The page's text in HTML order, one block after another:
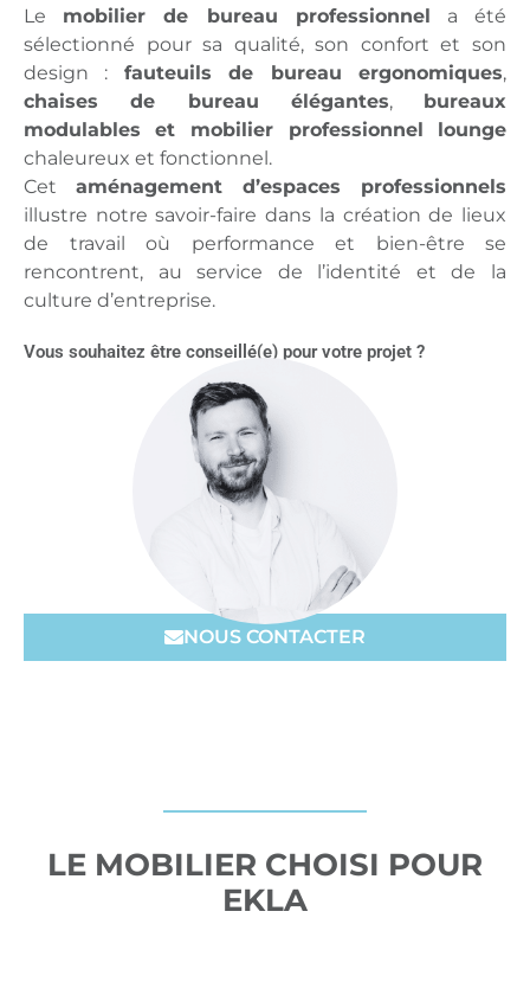
Le mobilier de bureau professionnel a été
sélectionné pour sa qualité, son confort et son
design : fauteuils de bureau ergonomiques,
chaises de bureau élégantes, bureaux
modulables
et mobilier professionnel
lounge
chaleureux et fonctionnel.
Cet aménagement d’espaces professionnels
illustre notre savoir-faire dans la création de lieux
de travail où performance et bien-être se
rencontrent, au service de l’identité et de la
culture d’entreprise.
Vous souhaitez être conseillé(e) pour votre projet ?
NOUS CONTACTER
LE MOBILIER CHOISI POUR
EKLA